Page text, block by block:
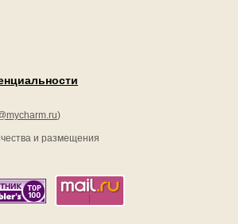
)
и размещения